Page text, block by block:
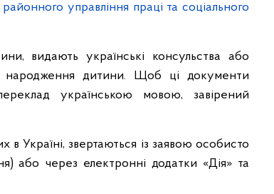
районного управління праці та соціального
видають українські консульства або
народження дитини. Щоб ці документи
українською мовою, завірений
Україні, звертаються із заявою особисто
або через електронні додатки «Дія» та